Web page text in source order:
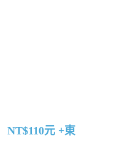
NT$110元 +東